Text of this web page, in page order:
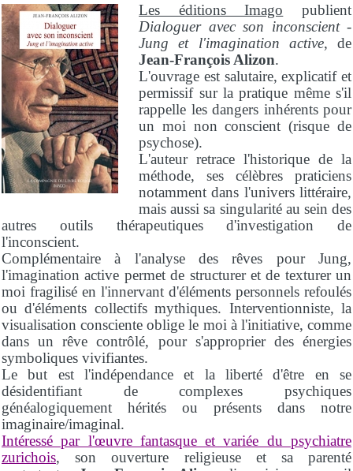
Les éditions Imago publient
Dialoguer avec son inconscient -
Jung et l'imagination active, de
Jean-François Alizon.
L'ouvrage est salutaire, explicatif et
permissif sur la pratique même s'il
rappelle les dangers inhérents pour
un moi non conscient (risque de
psychose).
L'auteur retrace l'historique de la
méthode, ses célèbres praticiens
notamment dans l'univers littéraire,
mais aussi sa singularité au sein des
autres outils thérapeutiques d'investigation de
l'inconscient.
Complémentaire à l'analyse des rêves pour Jung,
l'imagination active permet de structurer et de texturer un
moi fragilisé en l'innervant d'éléments personnels refoulés
ou d'éléments collectifs mythiques. Interventionniste, la
visualisation consciente oblige le moi à l'initiative, comme
dans un rêve contrôlé, pour s'approprier des énergies
symboliques vivifiantes.
Le but est l'indépendance et la liberté d'être en se
désidentifiant de complexes psychiques
généalogiquement hérités ou présents dans notre
imaginaire/imaginal.
Intéressé par l'œuvre fantasque et variée du psychiatre
zurichois, son ouverture religieuse et sa parenté